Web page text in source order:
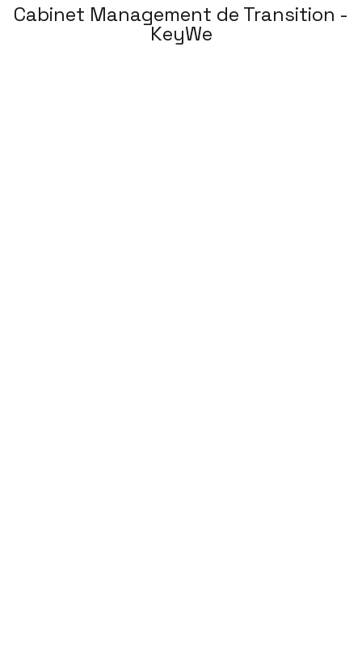
Cabinet Management de Transition -
KeyWe